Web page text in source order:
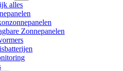
alles
Zonnepanelen